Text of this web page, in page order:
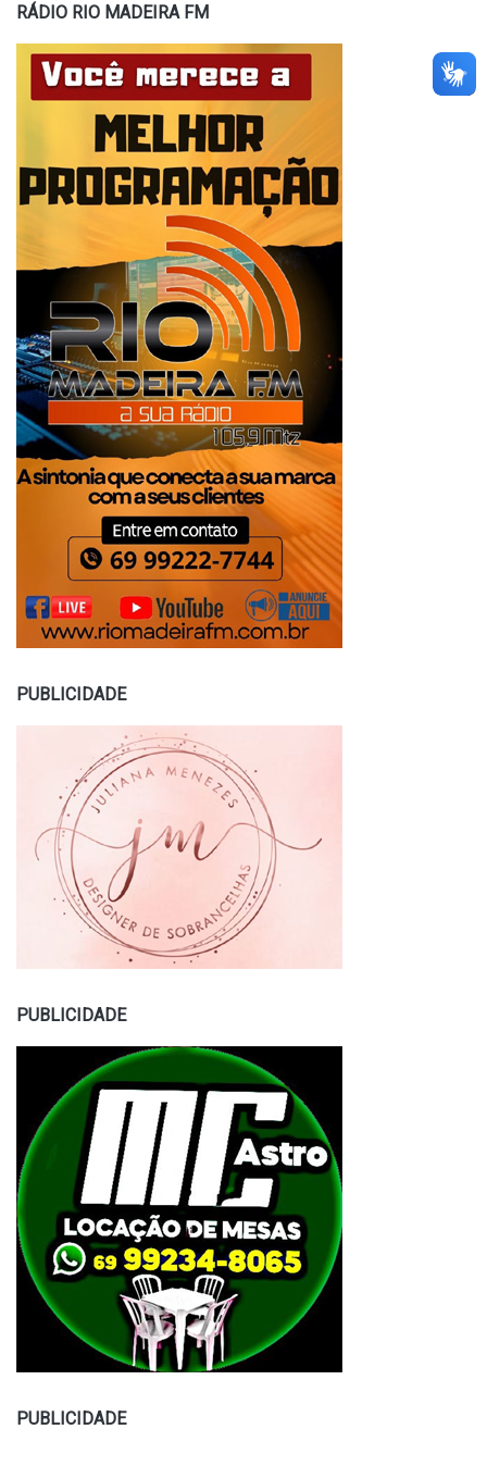
RÁDIO RIO MADEIRA FM
PUBLICIDADE
PUBLICIDADE
PUBLICIDADE